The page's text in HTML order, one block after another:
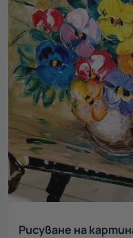
Рисуване на